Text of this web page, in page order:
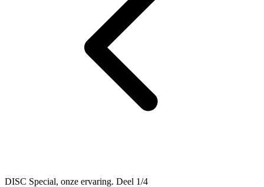
DISC Special, onze ervaring. Deel 1/4